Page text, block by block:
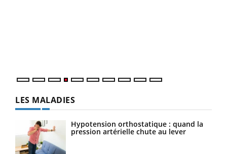
LES MALADIES
Hypotension orthostatique : quand la
pression artérielle chute au lever